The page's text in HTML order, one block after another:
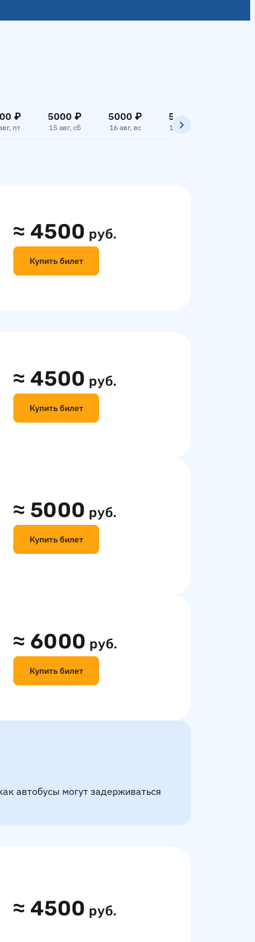
₽
пт
5000 ₽
15 авг, сб
5000 ₽
16 авг, вс
5000 ₽
17 авг, пн
≈ 4500 руб.
Купить билет
≈ 4500 руб.
Купить билет
≈ 5000 руб.
Купить билет
≈ 6000 руб.
Купить билет
автобусы могут задерживаться
≈ 4500 руб.